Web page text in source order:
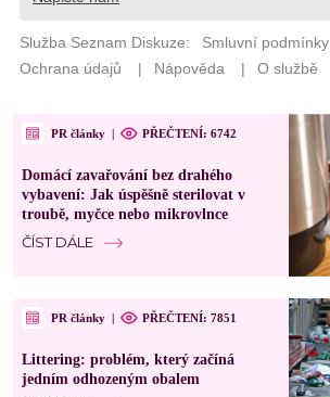
PR články | PŘEČTENÍ: 6742
Domácí zavařování bez drahého
vybavení: Jak úspěšně sterilovat v
troubě, myčce nebo mikrovlnce
ČÍST DÁLE
PR články | PŘEČTENÍ: 7851
Littering: problém, který začíná
jedním odhozeným obalem